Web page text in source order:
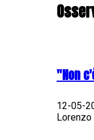
"Non
12-05-